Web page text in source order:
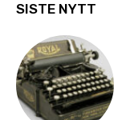
SISTE NYTT